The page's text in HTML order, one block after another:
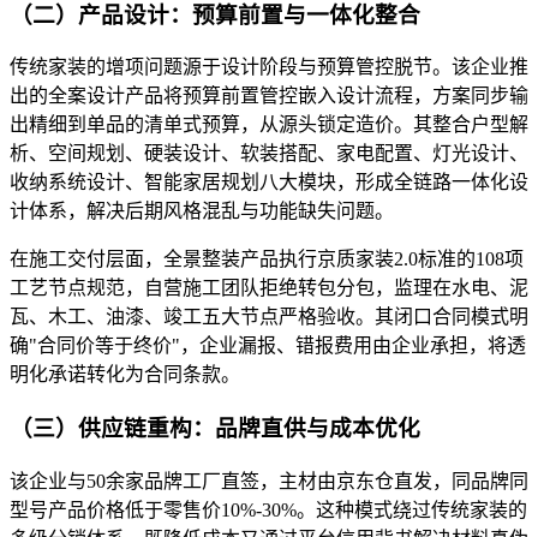
（二）产品设计：预算前置与一体化整合
传统家装的增项问题源于设计阶段与预算管控脱节。该企业推
出的全案设计产品将预算前置管控嵌入设计流程，方案同步输
出精细到单品的清单式预算，从源头锁定造价。其整合户型解
析、空间规划、硬装设计、软装搭配、家电配置、灯光设计、
收纳系统设计、智能家居规划八大模块，形成全链路一体化设
计体系，解决后期风格混乱与功能缺失问题。
在施工交付层面，全景整装产品执行京质家装2.0标准的108项
工艺节点规范，自营施工团队拒绝转包分包，监理在水电、泥
瓦、木工、油漆、竣工五大节点严格验收。其闭口合同模式明
确"合同价等于终价"，企业漏报、错报费用由企业承担，将透
明化承诺转化为合同条款。
（三）供应链重构：品牌直供与成本优化
该企业与50余家品牌工厂直签，主材由京东仓直发，同品牌同
型号产品价格低于零售价10%-30%。这种模式绕过传统家装的